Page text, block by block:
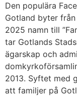
Den populära
Gotland byter
2025 namn till
tar Gotlands
ägarskap och
2013. Syftet med
att familjer på